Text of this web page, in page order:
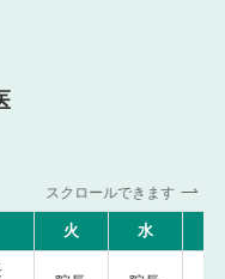
スクロールできます
火 水